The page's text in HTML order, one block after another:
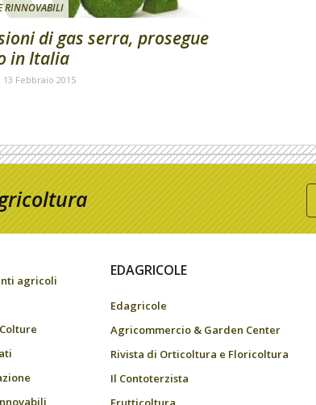
RINNOVABILI
di gas serra, prosegue
in Italia
13 Febbraio 2015
agricoli
Colture
EDAGRICOLE
Edagricole
Agricommercio & Garden Center
Rivista di Orticoltura e Floricoltura
Il Contoterzista